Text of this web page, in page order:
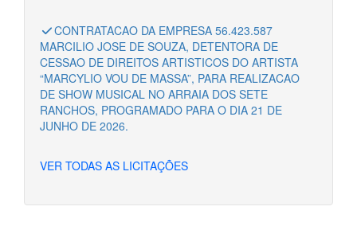
CONTRATACAO DA EMPRESA 56.423.587
MARCILIO JOSE DE SOUZA, DETENTORA DE
CESSAO DE DIREITOS ARTISTICOS DO ARTISTA
“MARCYLIO VOU DE MASSA”, PARA REALIZACAO
DE SHOW MUSICAL NO ARRAIA DOS SETE
RANCHOS, PROGRAMADO PARA O DIA 21 DE
JUNHO DE 2026.
VER TODAS AS LICITAÇÕES